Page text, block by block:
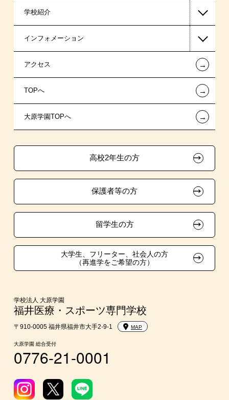
日本学生支援機構の奨学金
日本政策金融公庫（国の教育ローン）
提携教育ローン
専門実践教育訓練給付金制度
試験による特待生制度
クラブ特待生制度
スポーツクラブ特待生制度
一般入学
AO入学制度
特別推薦入学
推薦入学
ボランティア・クラブ・
生徒会活動推薦入学
入学前のお勧め学習システム
東京経営大学への3年次編入学
大学・短大・公務員併願制度
親族紹介制度
学校紹介
在校生からあなたへ
夢を叶えた先輩たち
施設・研修所
学生寮・マンションのご案内
大原学園グループ案内
インフォメーション
お知らせ・新着情報
在校生へのお知らせ
各種証明書の発行ご希望の方
採用ご担当の方
アクセス ←
TOPへ ←
大原学園TOPへ ←
高校2年生の方
保護者等の方
留学生の方
大学生、フリーター、社会人の方
（再進学をご希望の方）
学校法人 大原学園
福井医療・スポーツ専門学校
〒910-0005 福井県福井市大手2-9-1 MAP
大原学園 総合受付
0776-21-0001